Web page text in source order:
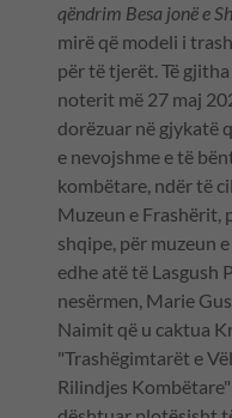
qëndrim Besa jonë e
mirë që modeli i
për të tjerët. Të
noterit më 27 maj
dorëzuar në gjykatë
e nevojshme e të
kombëtare, ndër të
Muzeun e Frashërit,
shqipe, për muzeun
edhe atë të Lasgush
nesërmen, Marie
Naimit që u caktua
"Trashëgimtarët e
Rilindjes